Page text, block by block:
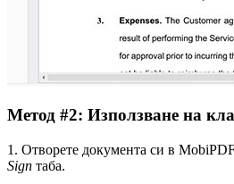
Метод #2: Използване на
1. Отворете документа си в
Sign таба.